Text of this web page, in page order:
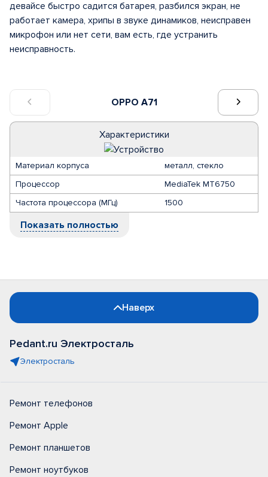
OPPO A71
Характеристики
Материал корпуса
металл, стекло
Процессор
MediaTek MT6750
Частота процессора (МГц)
1500
Показать полностью
девайсе быстро садится батарея, разбился экран, не
работает камера, хрипы в звуке динамиков, неисправен
микрофон или нет сети, вам есть, где устранить
неисправность.
Наверх
Pedant.ru Электросталь
Электросталь
Ремонт телефонов
Ремонт Apple
Ремонт планшетов
Ремонт ноутбуков